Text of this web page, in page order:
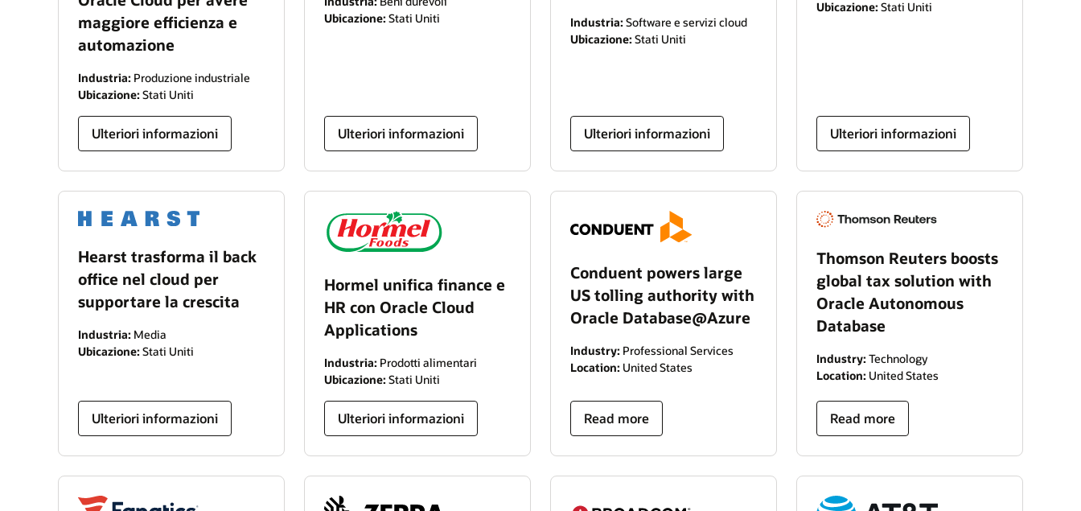
maggiore efficienza e
automazione
Industria: Produzione industriale
Ubicazione: Stati Uniti
Ulteriori informazioni
Ubicazione: Stati Uniti
Ulteriori informazioni
Industria: Software e servizi cloud
Ubicazione: Stati Uniti
Ulteriori informazioni
Ubicazione: Stati Uniti
Ulteriori informazioni
Hearst trasforma il back
office nel cloud per
supportare la crescita
Industria: Media
Ubicazione: Stati Uniti
Ulteriori informazioni
Hormel unifica finance e
HR con Oracle Cloud
Applications
Industria: Prodotti alimentari
Ubicazione: Stati Uniti
Ulteriori informazioni
Conduent powers large
US tolling authority with
Oracle Database@Azure
Industry: Professional Services
Location: United States
Read more
Thomson Reuters boosts
global tax solution with
Oracle Autonomous
Database
Industry: Technology
Location: United States
Read more